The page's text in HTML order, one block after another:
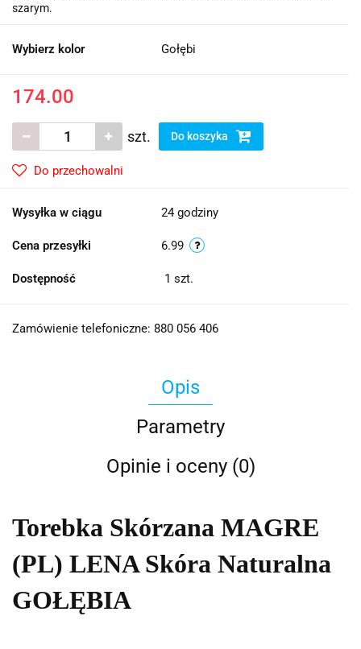
szarym.
Wybierz kolor Gołębi
174.00
szt. Do koszyka
Do przechowalni
Wysyłka w ciągu 24 godziny
Cena przesyłki 6.99
Dostępność 1 szt.
Zamówienie telefoniczne: 880 056 406
Opis
Parametry
Opinie i oceny (0)
Torebka Skórzana MAGRE
(PL) LENA Skóra Naturalna
GOŁĘBIA